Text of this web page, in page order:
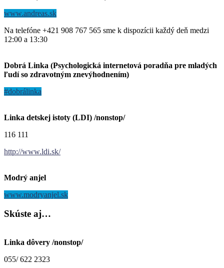
www.andreas.sk
Na telefóne +421 908 767 565 sme k dispozícii každý deň medzi
12:00 a 13:30
Dobrá Linka (Psychologická internetová poradňa pre mladých
ľudí so zdravotným znevýhodnením)
#dobrálinka
Linka detskej istoty (LDI) /nonstop/
116 111
http://www.ldi.sk/
Modrý anjel
www.modryanjel.sk
Skúste aj…
Linka dôvery /nonstop/
055/ 622 2323